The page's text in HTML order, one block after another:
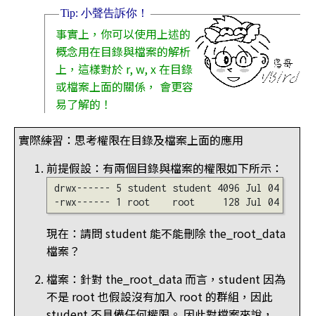
事實上，你可以使用上述的
概念用在目錄與檔案的解析
上，這樣對於 r, w, x 在目錄
或檔案上面的關係， 會更容
易了解的！
實際練習：思考權限在目錄及檔案上面的應用
前提假設：有兩個目錄與檔案的權限如下所示：
drwx------ 5 student student 4096 Jul 04
現在：請問 student 能不能刪除 the_root_data
檔案？
檔案：針對 the_root_data 而言，student 因為
不是 root 也假設沒有加入 root 的群組，因此